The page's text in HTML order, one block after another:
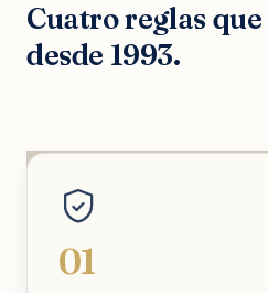
Cuatro reglas que
desde 1993.
01